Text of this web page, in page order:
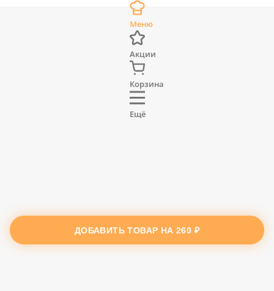
ДОБАВИТЬ ТОВАР НА260 ₽
Меню
Акции
Корзина
Ещё